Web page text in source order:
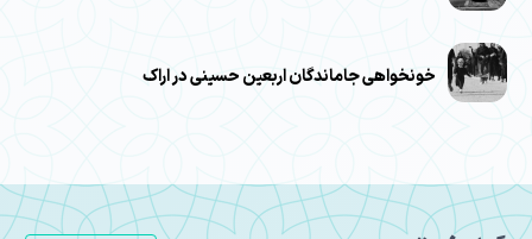
خونخواهی جاماندگان اربعین حسینی در اراک